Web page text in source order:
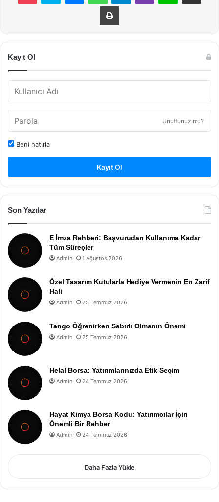
Yazdır
Kayıt Ol
Unuttunuz mu?
Beni hatırla
Kayıt Ol
Son Yazılar
E İmza Rehberi: Başvurudan Kullanıma Kadar
Tüm Süreçler
Admin 1 Ağustos 2026
Özel Tasarım Kutularla Hediye Vermenin En Zarif
Hali
Admin 25 Temmuz 2026
Tango Öğrenirken Sabırlı Olmanın Önemi
Admin 25 Temmuz 2026
Helal Borsa: Yatırımlarınızda Etik Seçim
Admin 24 Temmuz 2026
Hayat Kimya Borsa Kodu: Yatırımcılar İçin
Önemli Bir Rehber
Admin 24 Temmuz 2026
Daha Fazla Yükle